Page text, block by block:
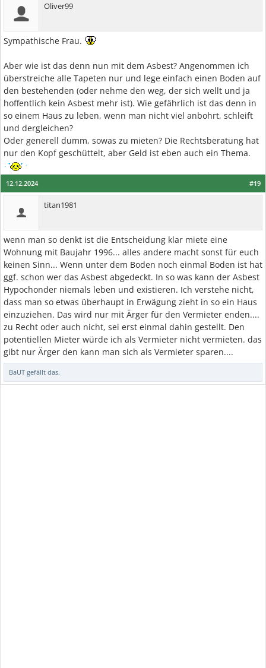
Oliver99
Sympathische Frau.
Aber wie ist das denn nun mit dem Asbest? Angenommen ich
überstreiche alle Tapeten nur und lege einfach einen Boden auf
den bestehenden (oder nehme den weg, der sich wellt und ja
hoffentlich kein Asbest mehr ist). Wie gefährlich ist das denn in
so einem Haus zu leben, wenn man nicht viel anbohrt, schleift
und dergleichen?
Oder generell dumm, sowas zu mieten? Die Rechtsberatung hat
nur den Kopf geschüttelt, aber Geld ist eben auch ein Thema.
#19
12.12.2024
titan1981
wenn man so denkt ist die Entscheidung klar miete eine
Wohnung mit Baujahr 1996... alles andere macht sonst für euch
keinen Sinn... Wenn unter dem Boden noch einmal Boden ist hat
ggf. schon wer das Asbest abgedeckt. In so was kann der Asbest
Hypochonder niemals leben und existieren. Ich verstehe nicht,
dass man so etwas überhaupt in Erwägung zieht in so ein Haus
einzuziehen. Das wird nur mit Ärger für den Vermieter enden....
zu Recht oder auch nicht, sei erst einmal dahin gestellt. Den
potentiellen Mieter würde ich als Vermieter nicht vermieten. das
gibt nur Ärger den kann man sich als Vermieter sparen....
BaUT gefällt das.